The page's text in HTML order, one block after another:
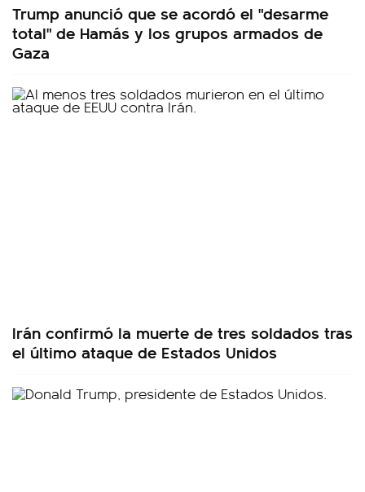
Trump anunció que se acordó el "desarme
total" de Hamás y los grupos armados de
Gaza
Irán confirmó la muerte de tres soldados tras
el último ataque de Estados Unidos